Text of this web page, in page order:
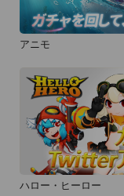
アニモ
ハロー・ヒーロー